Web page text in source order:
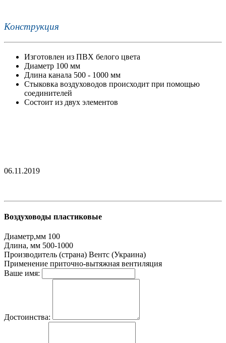
Конструкция
Изготовлен из ПВХ белого цвета
Диаметр 100 мм
Длина канала 500 - 1000 мм
Стыковка воздуховодов происходит при помощью
соединителей
Состоит из двух элементов
06.11.2019
Воздуховоды пластиковые
Диаметр,мм 100
Длина, мм 500-1000
Производитель (страна) Вентс (Украина)
Применение приточно-вытяжная вентиляция
Ваше имя:
Достоинства: